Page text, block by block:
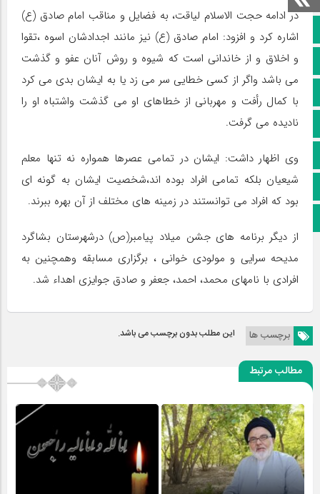
صفحه نخست
کانال سروش
آپارات
اینستاگرام
پخش زنده
در ادامه حجت الاسلام لیاقت، به فضایل و مناقب امام صادق (ع)
اشاره کرد و افزود: امام صادق (ع) نیز مانند اجدادشان اسوه ،تقوا
و اخلاق و از خاندانی است که شیوه و روش آنان عفو و گذشت
می باشد واگر از کسی خطایی سر می زد یا به ایشان بدی می کرد
با کمال رأفت و مهربانی از خطاهای او می گذشت واشتباه او را
نادیده می گرفت.
وی اظهار داشت: ایشان در تمامی عصرها همواره نه تنها معلم
شیعیان بلکه تمامی افراد بوده اند،شخصیت ایشان به گونه ای
بود که افراد می توانستند در زمینه های مختلف از آن بهره ببرند.
از دیگر برنامه های جشن میلاد پیامبر(ص) درشهرستان بشاگرد
مدیحه سرایی و مولودی خوانی ، برگزاری مسابقه وهمچنین به
افرادی با نامهای محمد، احمد، جعفر و صادق جوایزی اهداء شد.
برچسب ها این مطلب بدون برچسب می باشد.
مطالب مرتبط